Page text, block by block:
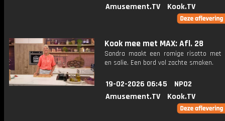
Amusement.TV
Kook.TV
Kook mee met MAX: Afl. 28
Sandra maakt een romige risotto met
en salie. Een bord vol zachte smaken.
19-02-2026 06:45
NPO2
Amusement.TV
Kook.TV